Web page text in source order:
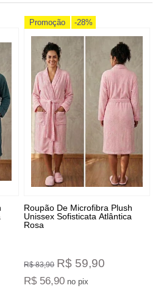
Promoção -28%
Roupão De Microfibra Plush
Unissex Sofisticata Atlântica
Rosa
R$ 83,90 R$ 59,90
R$ 56,90 no pix